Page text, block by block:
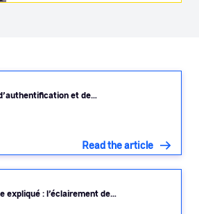
et de…
Read the article
expliqué : l’éclairement de…